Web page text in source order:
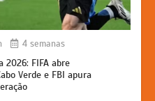
4 semanas
2026: FIFA abre
Verde e FBI apura